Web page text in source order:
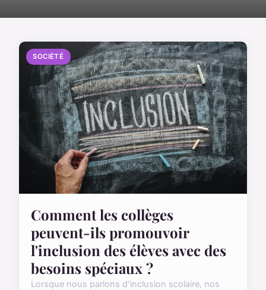
SOCIÉTÉ
Comment les collèges
peuvent-ils promouvoir
l'inclusion des élèves avec des
besoins spéciaux ?
Lorsque nous parlons d'inclusion scolaire, nos